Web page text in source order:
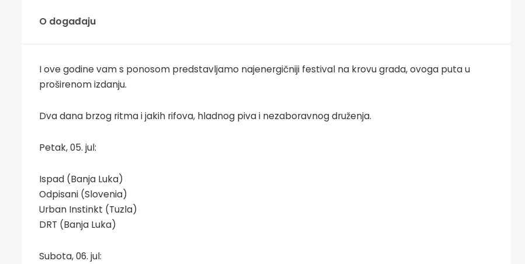
O događaju
I ove godine vam s ponosom predstavljamo najenergičniji festival na krovu grada, ovoga puta u
proširenom izdanju.
Dva dana brzog ritma i jakih rifova, hladnog piva i nezaboravnog druženja.
Petak, 05. jul:
Ispad (Banja Luka)
Odpisani (Slovenia)
Urban Instinkt (Tuzla)
DRT (Banja Luka)
Subota, 06. jul: